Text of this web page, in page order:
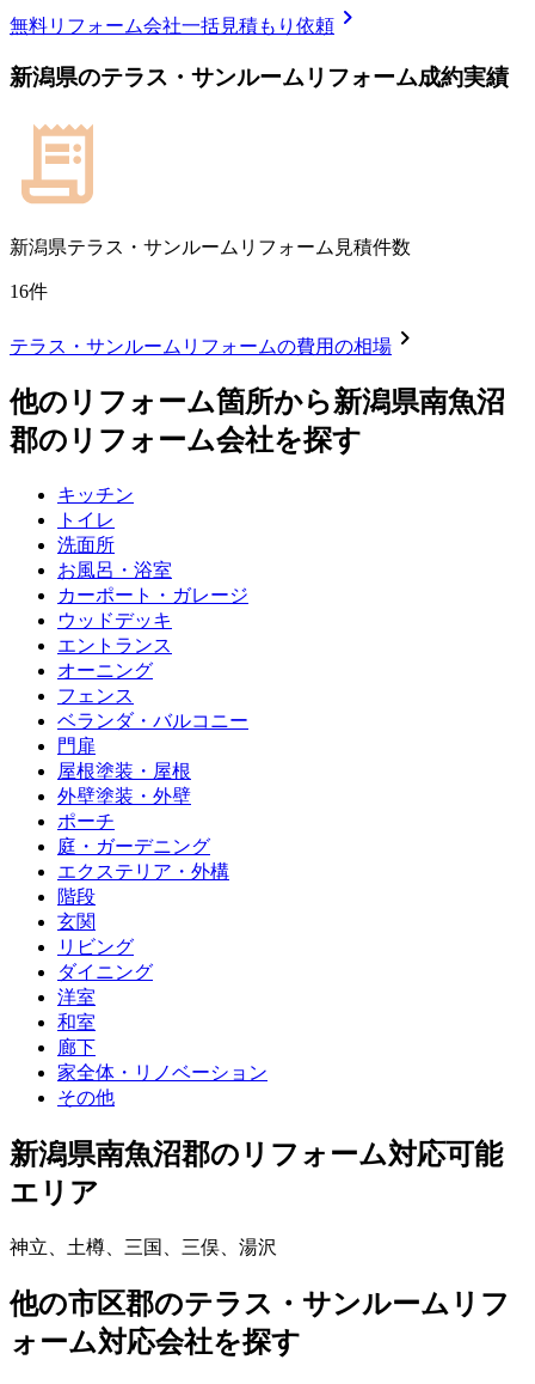
無料リフォーム会社一括見積もり依頼 chevron_right
新潟県のテラス・サンルームリフォーム成約実績
新潟県テラス・サンルームリフォーム見積件数
16件
テラス・サンルームリフォームの費用の相場 chevron_right
他のリフォーム箇所から新潟県南魚沼
郡のリフォーム会社を探す
キッチン
トイレ
洗面所
お風呂・浴室
カーポート・ガレージ
ウッドデッキ
エントランス
オーニング
フェンス
ベランダ・バルコニー
門扉
屋根塗装・屋根
外壁塗装・外壁
ポーチ
庭・ガーデニング
エクステリア・外構
階段
玄関
リビング
ダイニング
洋室
和室
廊下
家全体・リノベーション
その他
新潟県南魚沼郡のリフォーム対応可能
エリア
神立 土樽 三国 三俣 湯沢
他の市区郡のテラス・サンルームリフ
ォーム対応会社を探す